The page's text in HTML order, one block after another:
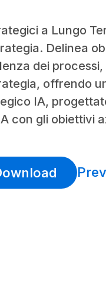
a Lungo
Delinea
dei
offrendo
IA,
con gli obiettivi